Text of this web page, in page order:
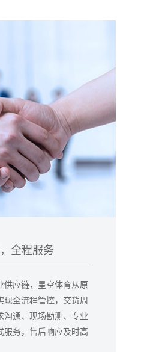
全程服务
供应链，星空体育从原
现全流程管控，交货周
沟通、现场勘测、专业
服务，售后响应及时高